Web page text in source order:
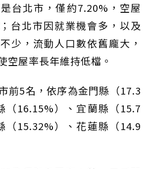
台北市，僅約7.20%，空屋
台北市因就業機會多，以及
少，流動人口數依舊龐大，
空屋率長年維持低檔。
前5名，依序為金門縣（17.3
（16.15%）、宜蘭縣（15.7
（15.32%）、花蓮縣（14.9